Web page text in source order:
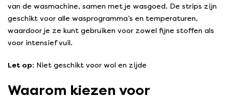
van de wasmachine, samen met je wasgoed. De strips zijn
geschikt voor alle wasprogramma’s en temperaturen,
waardoor je ze kunt gebruiken voor zowel fijne stoffen als
voor intensief vuil.
Let op: Niet geschikt voor wol en zijde
Waarom kiezen voor